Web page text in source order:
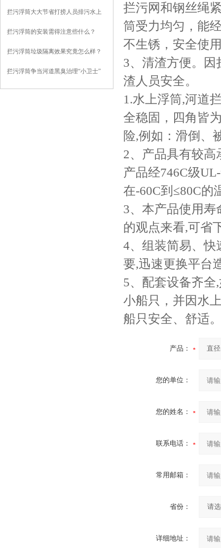
拦污浮筒大大节省打捞人员排污水上
拦污浮筒的安装需得注意些什么？
拦污浮筒垃圾隔离效果究竟怎么样？
拦污浮筒争当河道黑臭治理“小卫士”
拦污网和钢丝绳
筒受力均匀，能
不生锈，安全使
3、清渣方便。
渣人员安全。
1.水上浮筒,河道
全稳固，四角皆
险,例如：滑倒、
2、产品具有较高
产品经746C级
在-60C到≤80C的
3、本产品使用寿
的观点来看,可省
4、组装简易、
要,迅速更换平台
5、配套设备齐全,
小船只，并因水
船只安全、舒适
产品：
您的单位：
您的姓名：
联系电话：
常用邮箱：
省份：
详细地址：